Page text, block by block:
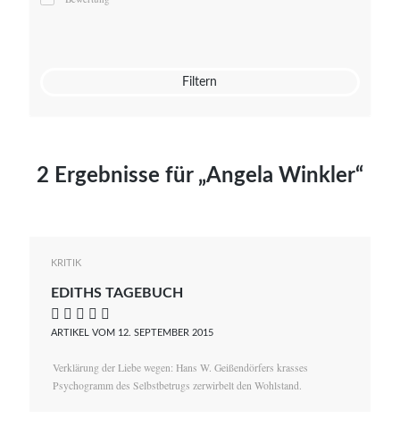
Mato von Vogelstein
Filtern
2 Ergebnisse für „Angela Winkler“
KRITIK
EDITHS TAGEBUCH
    
ARTIKEL VOM 12. SEPTEMBER 2015
Verklärung der Liebe wegen: Hans W. Geißendörfers krasses
Psychogramm des Selbstbetrugs zerwirbelt den Wohlstand.